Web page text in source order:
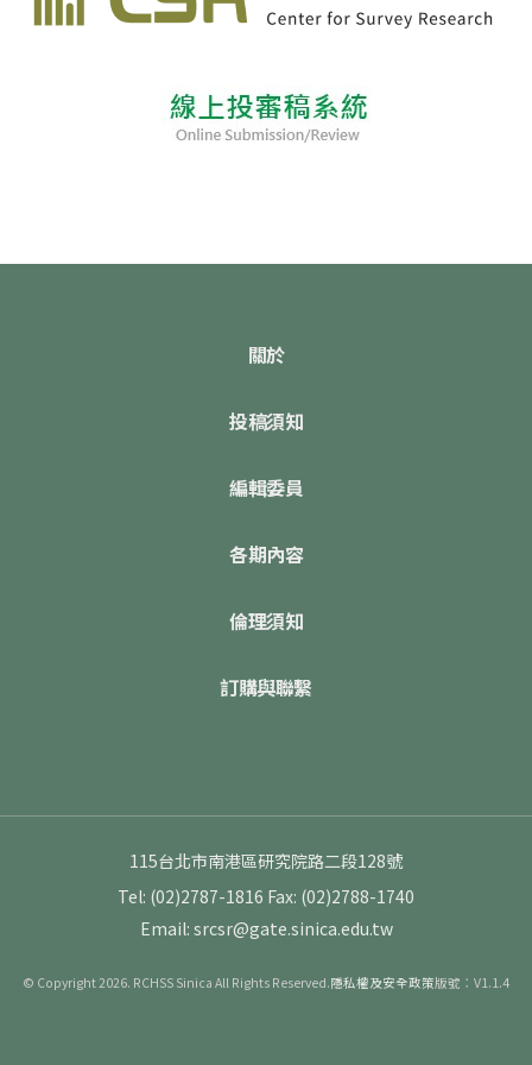
關於
投稿須知
編輯委員
各期內容
倫理須知
訂購與聯繫
115台北市南港區研究院路二段128號
Tel: (02)2787-1816 Fax: (02)2788-1740
Email: srcsr@gate.sinica.edu.tw
© Copyright 2026. RCHSS Sinica All Rights Reserved.隱私權及安全政策版號：V1.1.4